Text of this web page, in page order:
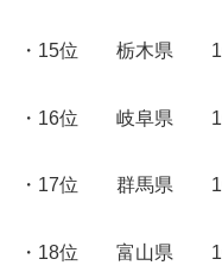
・15位 栃木県
・16位 岐阜県
・17位 群馬県
・18位 富山県